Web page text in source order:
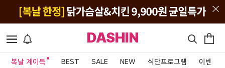
DASHIN
복날 계이득 BEST SALE NEW 식단프로그램 이벤트&